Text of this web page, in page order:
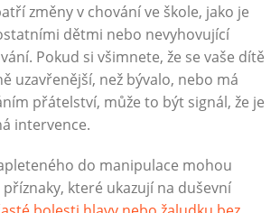
změny v chování ve škole, jako je
dětmi nebo nevyhovující
Pokud si všimnete, že se vaše dítě
uzavřenější, než bývalo, nebo má
přátelství, může to být signál, že je
intervence.
do manipulace mohou
které ukazují na duševní